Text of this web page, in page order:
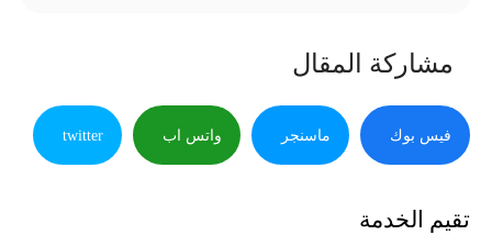
مشاركة المقال
فيس بوك ماسنجر واتس اب twitter
تقيم الخدمة